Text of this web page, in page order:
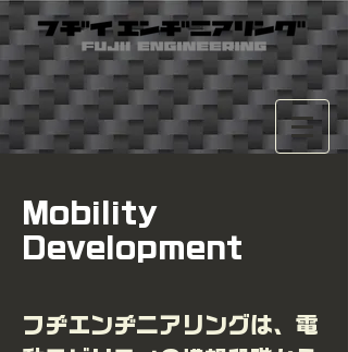
Mobility
Development
フヂエンヂニアリングは、電